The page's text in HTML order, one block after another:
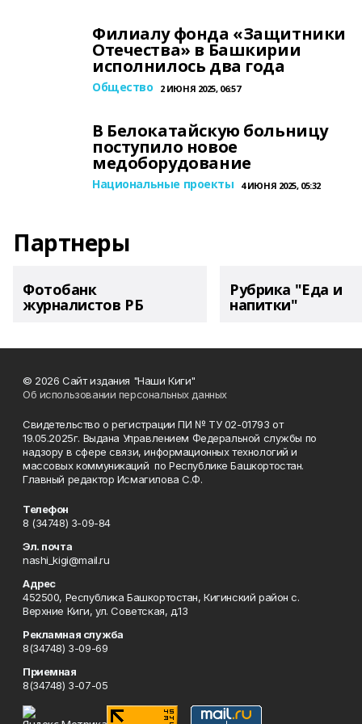
Филиалу фонда «Защитники
Отечества» в Башкирии
исполнилось два года
Общество 2 ИЮНЯ 2025, 06:57
В Белокатайскую больницу
поступило новое
медоборудование
Национальные проекты 4 ИЮНЯ 2025, 05:32
Партнеры
Фотобанк
журналистов РБ
Рубрика "Еда и
напитки"
© 2026 Сайт издания "Наши Киги"
Об использовании персональных данных
Свидетельство о регистрации ПИ № ТУ 02-01793 от
19.05.2025г. Выдана Управлением Федеральной службы по
надзору в сфере связи, информационных технологий и
массовых коммуникаций по Республике Башкортостан.
Главный редактор Исмагилова С.Ф.
Телефон
8 (34748) 3-09-84
Эл. почта
nashi_kigi@mail.ru
Адрес
452500, Республика Башкортостан, Кигинский район с.
Верхние Киги, ул. Советская, д.13
Рекламная служба
8(34748) 3-09-69
Приемная
8(34748) 3-07-05